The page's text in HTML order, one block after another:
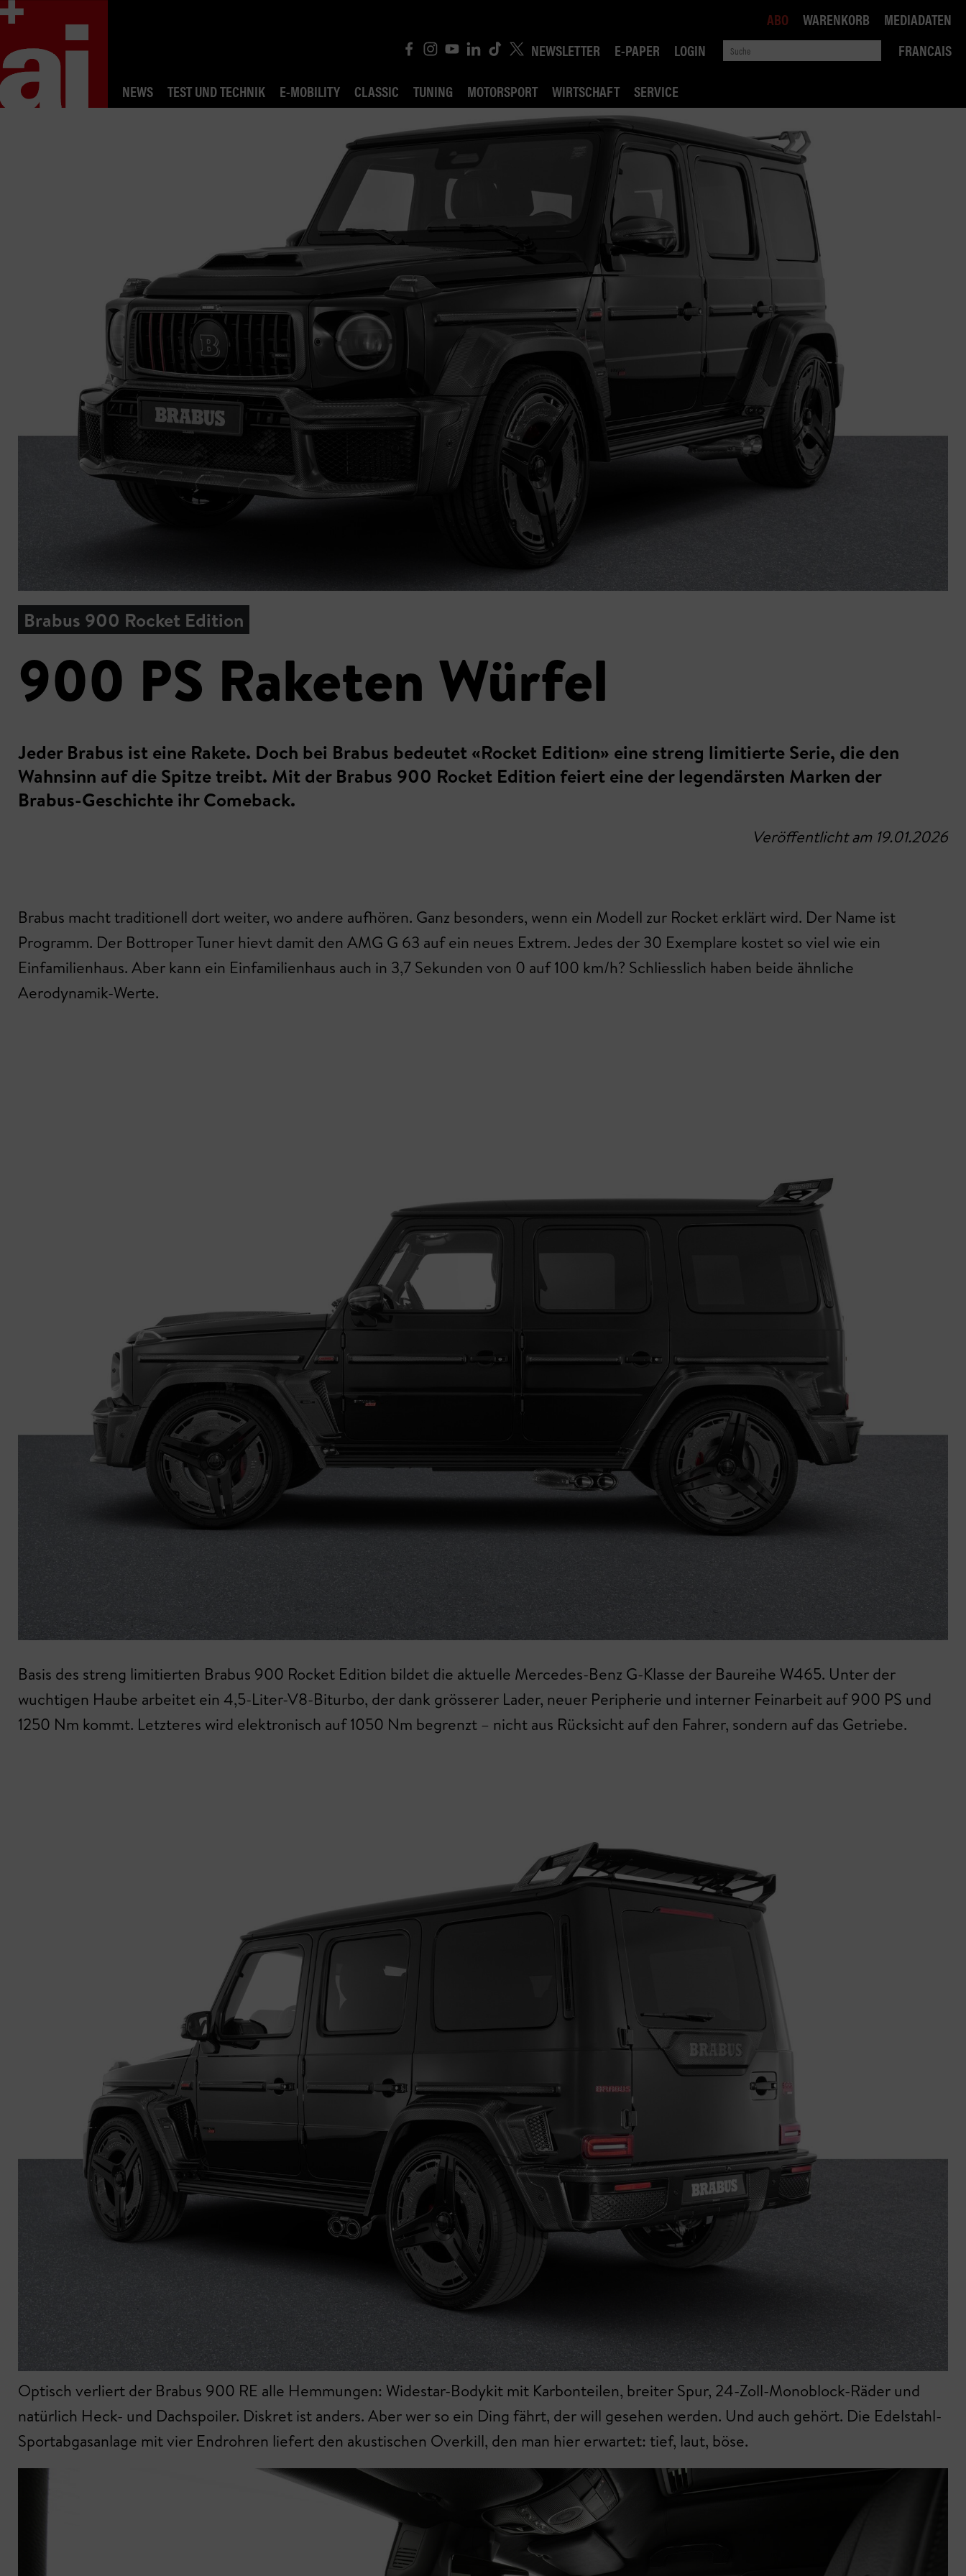
NEWSLETTER E-PAPER LOGIN
FRANCAIS
NEWS
TEST UND TECHNIK E-MOBILITY CLASSIC TUNING MOTORSPORT WIRTSCHAFT SERVICE
ROBIN ROAD
AI RECHTSBERATUNG
VERKEHRSPOLITIK
WETTBEWERB
ABO WARENKORB MEDIADATEN
Brabus 900 Rocket Edition
900 PS Raketen Würfel
Jeder Brabus ist eine Rakete. Doch bei Brabus bedeutet «Rocket Edition» eine streng limitierte Serie, die den
Wahnsinn auf die Spitze treibt. Mit der Brabus 900 Rocket Edition feiert eine der legendärsten Marken der
Brabus-Geschichte ihr Comeback.
Veröffentlicht am 19.01.2026
Brabus macht traditionell dort weiter, wo andere aufhören. Ganz besonders, wenn ein Modell zur Rocket erklärt wird. Der Name ist
Programm. Der Bottroper Tuner hievt damit den AMG G 63 auf ein neues Extrem. Jedes der 30 Exemplare kostet so viel wie ein
Einfamilienhaus. Aber kann ein Einfamilienhaus auch in 3,7 Sekunden von 0 auf 100 km/h? Schliesslich haben beide ähnliche
Aerodynamik-Werte.
Basis des streng limitierten Brabus 900 Rocket Edition bildet die aktuelle Mercedes-Benz G-Klasse der Baureihe W465. Unter der
wuchtigen Haube arbeitet ein 4,5-Liter-V8-Biturbo, der dank grösserer Lader, neuer Peripherie und interner Feinarbeit auf 900 PS und
1250 Nm kommt. Letzteres wird elektronisch auf 1050 Nm begrenzt – nicht aus Rücksicht auf den Fahrer, sondern auf das Getriebe.
Optisch verliert der Brabus 900 RE alle Hemmungen: Widestar-Bodykit mit Karbonteilen, breiter Spur, 24-Zoll-Monoblock-Räder und
natürlich Heck- und Dachspoiler. Diskret ist anders. Aber wer so ein Ding fährt, der will gesehen werden. Und auch gehört. Die Edelstahl-
Sportabgasanlage mit vier Endrohren liefert den akustischen Overkill, den man hier erwartet: tief, laut, böse.